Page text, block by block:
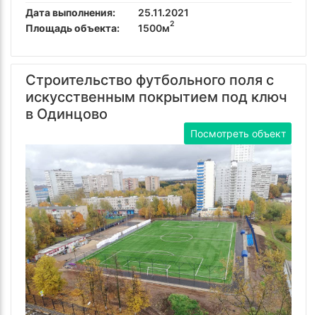
Дата выполнения:
25.11.2021
Площадь объекта:
1500м2
Строительство футбольного поля с
искусственным покрытием под ключ
в Одинцово
Посмотреть объект